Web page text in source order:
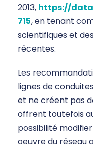
2013, https://
715, en tenant
scientifiques et
récentes.
Les
lignes de
et ne créent pas
offrent toutefois
possibilité
oeuvre du réseau